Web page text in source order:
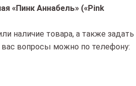
«Пинк Аннабель» («Pink
наличие товара, а также задать
вопросы можно по телефону: